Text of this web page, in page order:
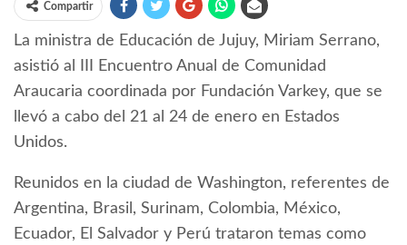
Compartir
La ministra de Educación de Jujuy, Miriam Serrano,
asistió al III Encuentro Anual de Comunidad
Araucaria coordinada por Fundación Varkey, que se
llevó a cabo del 21 al 24 de enero en Estados
Unidos.
Reunidos en la ciudad de Washington, referentes de
Argentina, Brasil, Surinam, Colombia, México,
Ecuador, El Salvador y Perú trataron temas como